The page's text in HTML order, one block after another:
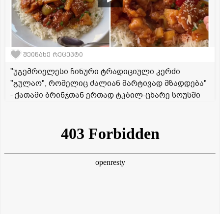
შეინახე რეცეპტი
"უგემრიელესი ჩინური ტრადიციული კერძი
"გულაო", რომელიც ძალიან მარტივად მზადდება"
- ქათამი ბრინჯთან ერთად ტკბილ-ცხარე სოუსში